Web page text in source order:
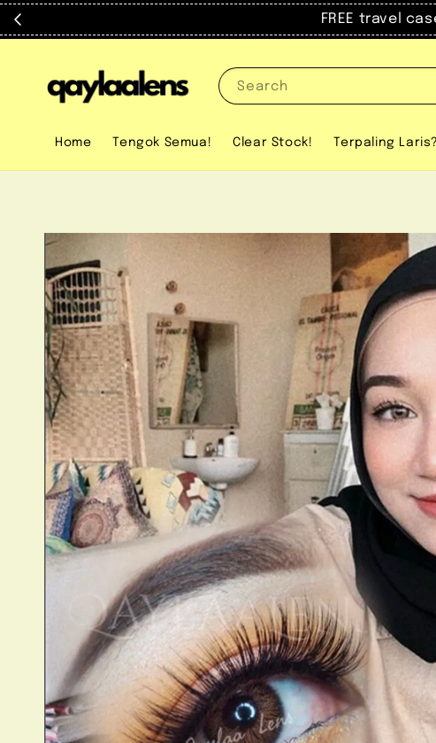
FREE travel
Search
Home Tengok Semua! Clear Stock! Terpaling Laris?